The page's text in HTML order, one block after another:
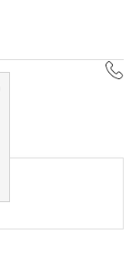
медиа
(3462) 550-877